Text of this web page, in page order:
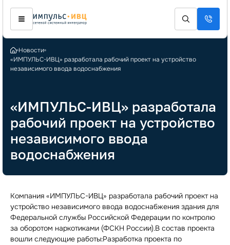
Новости
«ИМПУЛЬС-ИВЦ» разработала рабочий проект на устройство
независимого ввода водоснабжения
«ИМПУЛЬС-ИВЦ» разработала
рабочий проект на устройство
независимого ввода
водоснабжения
Компания «ИМПУЛЬС-ИВЦ» разработала рабочий проект на
устройство независимого ввода водоснабжения здания для
Федеральной службы Российской Федерации по контролю
за оборотом наркотиками (ФСКН России).В состав проекта
вошли следующие работы:Разработка проекта по